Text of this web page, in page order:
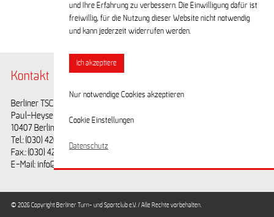
Kontakt
Berliner TSC e.V.
Paul-Heyse-Straße 25
10407 Berlin
Tel.: (030) 42028593
Fax.: (030) 42028594
E-Mail: info@berlinertsc.de
© 2026 Copyright Berliner Turn- und Sportclub e.V. / Alle Rechte vorbehalten.
und Ihre Erfahrung zu verbessern. Die Einwilligung dafür ist
freiwillig, für die Nutzung dieser Website nicht notwendig
und kann jederzeit widerrufen werden.
Ich akzeptiere
Nur notwendige Cookies akzeptieren
Cookie Einstellungen
Datenschutz